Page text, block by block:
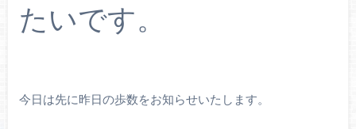
たいです。
今日は先に昨日の歩数をお知らせいたします。